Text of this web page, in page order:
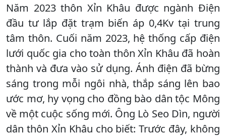
Năm 2023 thôn Xỉn Khâu được ngành Điện
đầu tư lắp đặt trạm biến áp 0,4Kv tại trung
tâm thôn. Cuối năm 2023, hệ thống cấp điện
lưới quốc gia cho toàn thôn Xỉn Khâu đã hoàn
thành và đưa vào sử dụng. Ánh điện đã bừng
sáng trong mỗi ngôi nhà, thắp sáng lên bao
ước mơ, hy vọng cho đồng bào dân tộc Mông
về một cuộc sống mới. Ông Lò Seo Dìn, người
dân thôn Xỉn Khâu cho biết: Trước đây, không